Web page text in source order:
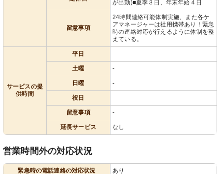
が出勤)■夏季３日、年末年始４日
留意事項
24時間連絡可能体制実施、また各ケ
アマネージャーは社用携帯あり！緊急
時の連絡対応が行えるように体制を整
えている。
サービスの提
供時間
平日 -
土曜 -
日曜 -
祝日 -
留意事項 -
延長サービス なし
営業時間外の対応状況
緊急時の電話連絡の対応状況 あり